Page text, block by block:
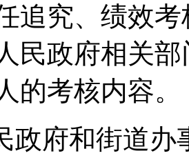
追究、绩效
民政府相关
的考核内容。
政府和街道